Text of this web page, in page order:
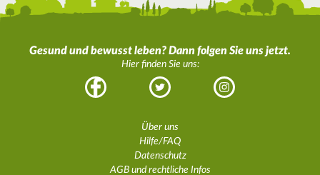
Gesund und bewusst leben? Dann folgen Sie uns jetzt.
Hier finden Sie uns:
Facebook Twitter Instagram
Über uns
Hilfe/FAQ
Datenschutz
AGB und rechtliche Infos